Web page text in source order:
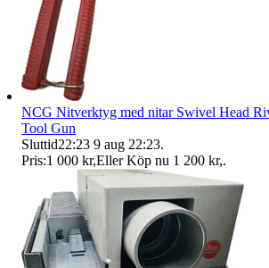
NCG Nitverktyg med nitar Swivel Head
Tool Gun
Sluttid22:23 9 aug 22:23.
Pris:1 000 kr,Eller Köp nu 1 200 kr,.